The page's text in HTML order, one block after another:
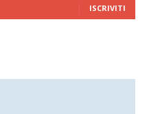
ISCRIVITI